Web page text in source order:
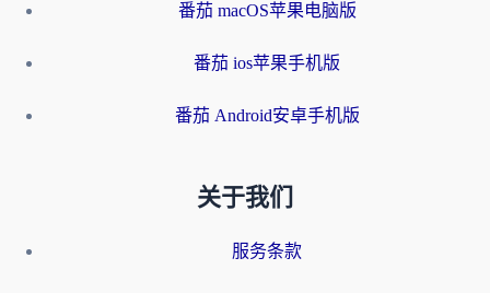
番茄 macOS苹果电脑版
番茄 ios苹果手机版
番茄 Android安卓手机版
关于我们
服务条款